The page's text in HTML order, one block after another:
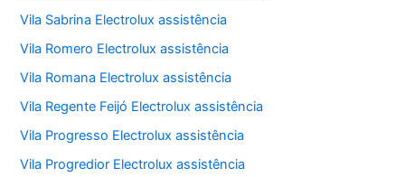
Vila Sabrina Electrolux assistência
Vila Romero Electrolux assistência
Vila Romana Electrolux assistência
Vila Regente Feijó Electrolux assistência
Vila Progresso Electrolux assistência
Vila Progredior Electrolux assistência